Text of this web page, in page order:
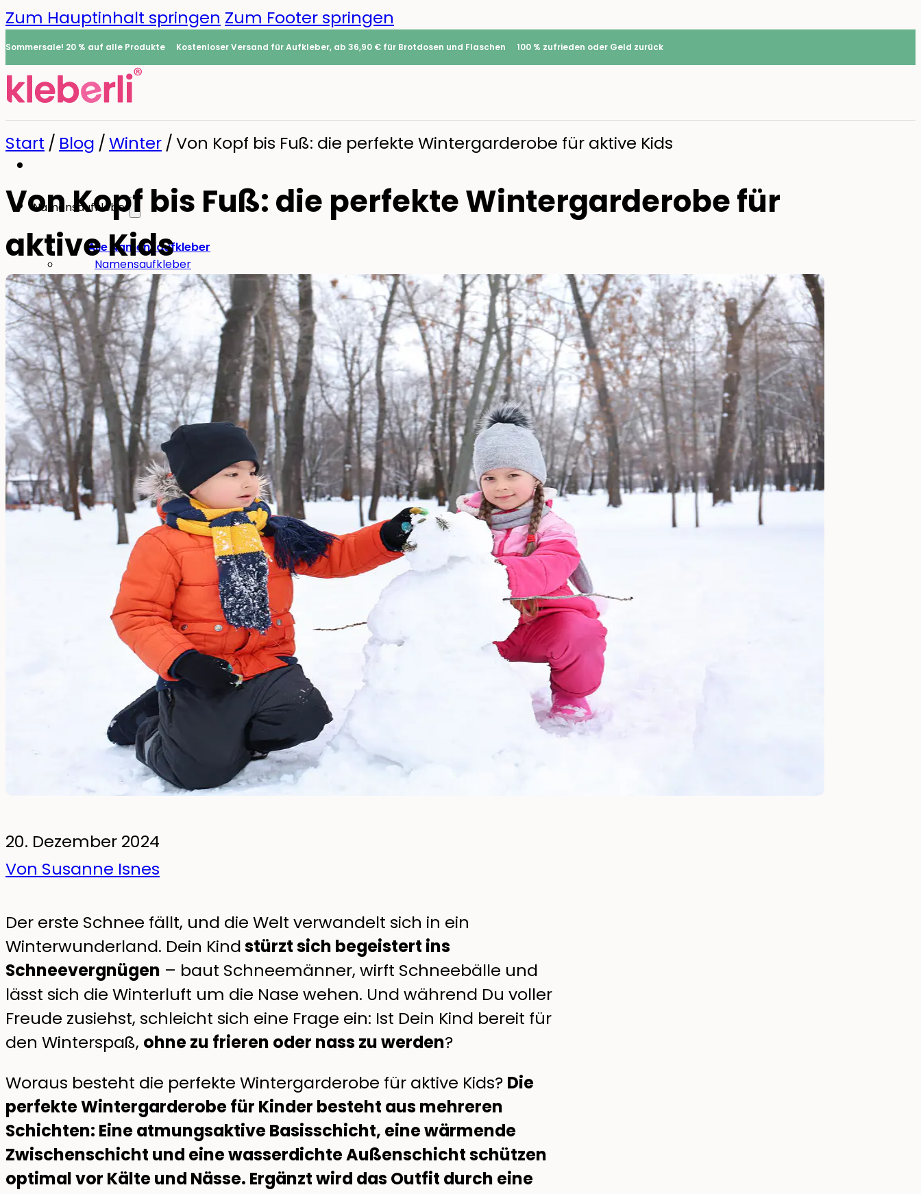
Zum Hauptinhalt springen Zum Footer springen
Sommersale! 20 % auf alle Produkte Kostenloser Versand für Aufkleber, ab 36,90 € für Brotdosen und Flaschen 100 % zufrieden oder Geld zurück
Namensaufkleber
Alle Namensaufkleber
Namensaufkleber
Bügeletiketten
Mini-Aufkleber
Große Namensaufkleber
Stifte-Aufkleber
Für Erwachsene:
Aufkleber für Pflegeheime
Werkzeug-Aufkleber
Essen & Trinken
Essen & Trinken
Brotdose
Trinkflasche
Kinderflasche
Ersatzteile
fürs Kinderzimmer
Wandsticker
Leuchtende Wandsticker
0
Start / Blog /Winter /Von Kopf bis Fuß: die perfekte Wintergarderobe für aktive Kids
Von Kopf bis Fuß: die perfekte Wintergarderobe für
aktive Kids
20. Dezember 2024
Von Susanne Isnes
Der erste Schnee fällt, und die Welt verwandelt sich in ein
Winterwunderland. Dein Kindstürzt sich begeistert ins
Schneevergnügen – baut Schneemänner, wirft Schneebälle und
lässt sich die Winterluft um die Nase wehen. Und während Du voller
Freude zusiehst, schleicht sich eine Frage ein: Ist Dein Kind bereit für
den Winterspaß, ohne zu frieren oder nass zu werden?
Woraus besteht die perfekte Wintergarderobe für aktive Kids? Die
perfekte Wintergarderobe für Kinder besteht aus mehreren
Schichten: Eine atmungsaktive Basisschicht, eine wärmende
Zwischenschicht und eine wasserdichte Außenschicht schützen
optimal vor Kälte und Nässe. Ergänzt wird das Outfit durch eine